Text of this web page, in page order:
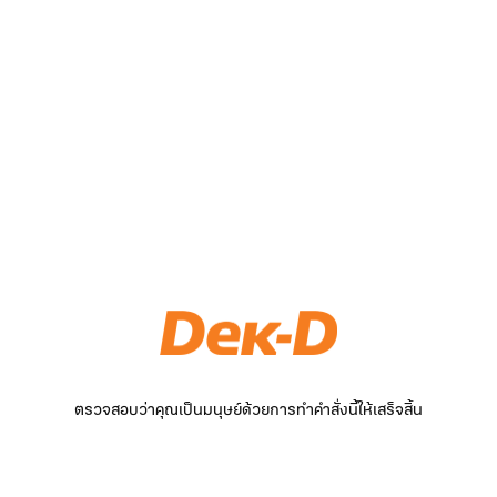
ตรวจสอบว่าคุณเป็นมนุษย์ด้วยการทำคำสั่งนี้ให้เสร็จสิ้น